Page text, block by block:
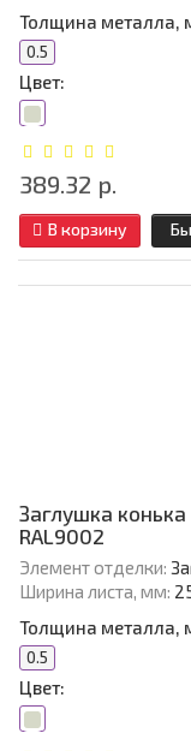
Толщина металла,
0.5
Цвет:
389.32 р.
В корзину
Заглушка
RAL9002
Элемент отделки:
Ширина листа, мм:
Толщина металла,
0.5
Цвет: